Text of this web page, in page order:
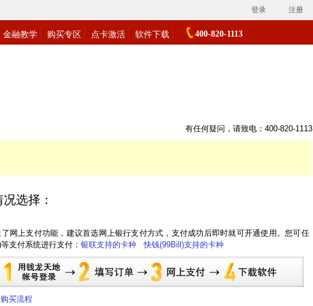
有任何疑问，请致电：400-820-1113
选择：
网上支付功能，建议首选网上银行支付方式，支付成功后即时就可开通使用。您可任
支付系统进行支付： 银联支持的卡种 快钱(99Bill)支持的卡种
买流程